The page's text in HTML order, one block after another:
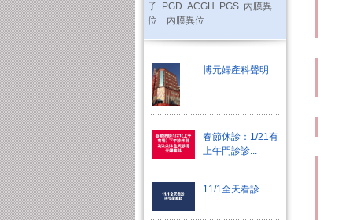
子 PGD ACGH PGS 內膜異
位
內膜異位
博元婦產科聲明
春節休診：1/21有
上午門診診...
11/1全天看診